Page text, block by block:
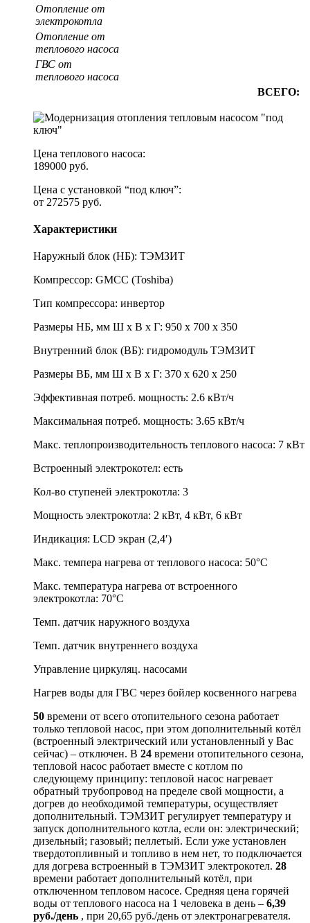
Отопление от
электрокотла
Отопление от
теплового насоса
ГВС от
теплового насоса
ВСЕГО:
Цена теплового насоса:
189000 руб.
Цена с установкой “под ключ”:
от 272575 руб.
Характеристики
Наружный блок (НБ): ТЭМЗИТ
Компрессор: GMCC (Toshiba)
Тип компрессора: инвертор
Размеры НБ, мм Ш х В х Г: 950 х 700 х 350
Внутренний блок (ВБ): гидромодуль ТЭМЗИТ
Размеры ВБ, мм Ш х В х Г: 370 х 620 х 250
Эффективная потреб. мощность: 2.6 кВт/ч
Максимальная потреб. мощность: 3.65 кВт/ч
Макс. теплопроизводительность теплового насоса: 7 кВт
Встроенный электрокотел: есть
Кол-во ступеней электрокотла: 3
Мощность электрокотла: 2 кВт, 4 кВт, 6 кВт
Индикация: LCD экран (2,4′)
Макс. темпера нагрева от теплового насоса: 50°C
Макс. температура нагрева от встроенного
электрокотла: 70°C
Темп. датчик наружного воздуха
Темп. датчик внутреннего воздуха
Управление циркуляц. насосами
Нагрев воды для ГВС через бойлер косвенного нагрева
50 времени от всего отопительного сезона работает
только тепловой насос, при этом дополнительный котёл
(встроенный электрический или установленный у Вас
сейчас) – отключен. В 24 времени отопительного сезона,
тепловой насос работает вместе с котлом по
следующему принципу: тепловой насос нагревает
обратный трубопровод на пределе свой мощности, а
догрев до необходимой температуры, осуществляет
дополнительный. ТЭМЗИТ регулирует температуру и
запуск дополнительного котла, если он: электрический;
дизельный; газовый; пеллетый. Если уже установлен
твердотопливный и топливо в нем нет, то подключается
для догрева встроенный в ТЭМЗИТ электрокотел. 28
времени работает дополнительный котёл, при
отключенном тепловом насосе. Средняя цена горячей
воды от теплового насоса на 1 человека в день – 6,39
руб./день , при 20,65 руб./день от электронагревателя.